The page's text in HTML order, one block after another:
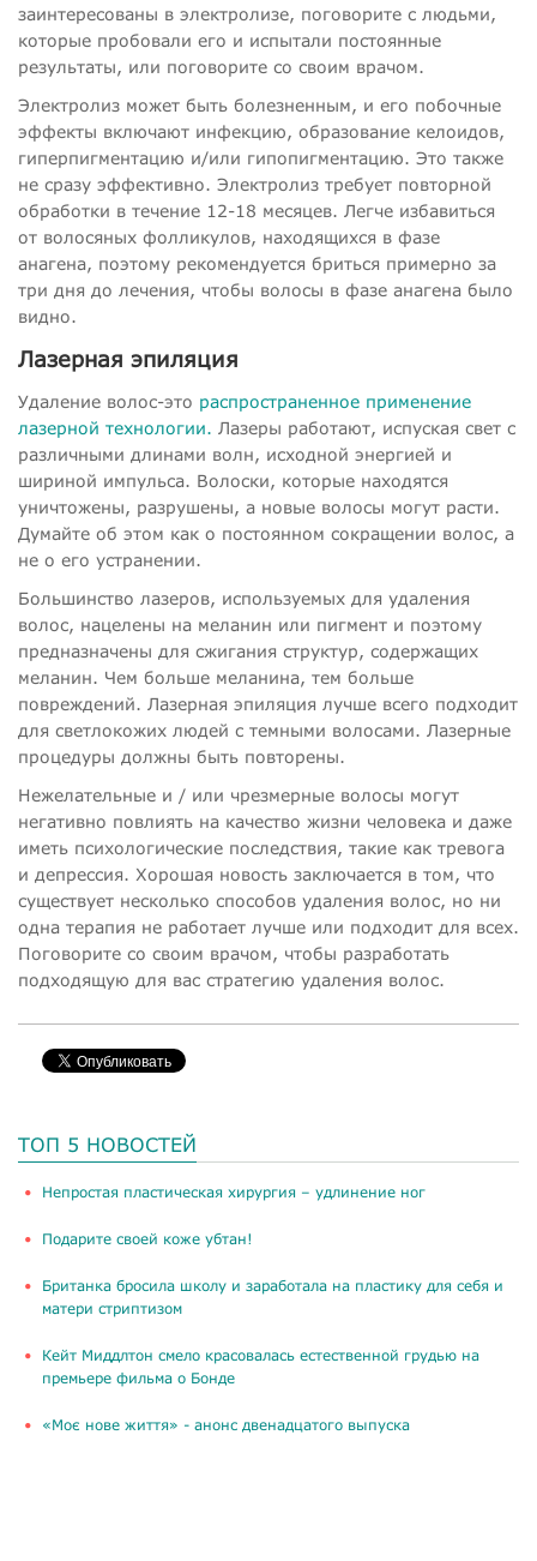
заинтересованы в электролизе, поговорите с людьми,
которые пробовали его и испытали постоянные
результаты, или поговорите со своим врачом.
Электролиз может быть болезненным, и его побочные
эффекты включают инфекцию, образование келоидов,
гиперпигментацию и/или гипопигментацию. Это также
не сразу эффективно. Электролиз требует повторной
обработки в течение 12-18 месяцев. Легче избавиться
от волосяных фолликулов, находящихся в фазе
анагена, поэтому рекомендуется бриться примерно за
три дня до лечения, чтобы волосы в фазе анагена было
видно.
Лазерная эпиляция
Удаление волос-это распространенное применение
лазерной технологии. Лазеры работают, испуская свет с
различными длинами волн, исходной энергией и
шириной импульса. Волоски, которые находятся
уничтожены, разрушены, а новые волосы могут расти.
Думайте об этом как о постоянном сокращении волос, а
не о его устранении.
Большинство лазеров, используемых для удаления
волос, нацелены на меланин или пигмент и поэтому
предназначены для сжигания структур, содержащих
меланин. Чем больше меланина, тем больше
повреждений. Лазерная эпиляция лучше всего подходит
для светлокожих людей с темными волосами. Лазерные
процедуры должны быть повторены.
Нежелательные и / или чрезмерные волосы могут
негативно повлиять на качество жизни человека и даже
иметь психологические последствия, такие как тревога
и депрессия. Хорошая новость заключается в том, что
существует несколько способов удаления волос, но ни
одна терапия не работает лучше или подходит для всех.
Поговорите со своим врачом, чтобы разработать
подходящую для вас стратегию удаления волос.
ТОП 5 НОВОСТЕЙ
​Непростая пластическая хирургия – удлинение ног
Подарите своей коже убтан!
Британка бросила школу и заработала на пластику для себя и
матери стриптизом
Кейт Миддлтон смело красовалась естественной грудью на
премьере фильма о Бонде
«Моє нове життя» - анонс двенадцатого выпуска